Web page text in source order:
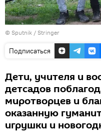
© Sputnik / Stringer
Подписаться
Дети, учителя и
детсадов
миротворцев и
оказанную
игрушки и